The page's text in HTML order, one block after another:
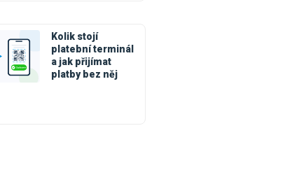
Kolik stojí
platební terminál
a jak přijímat
platby bez něj